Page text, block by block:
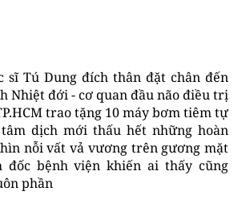
sĩ Tú Dung đích thân đặt chân đến
Nhiệt đới - cơ quan đầu não điều trị
trao tặng 10 máy bơm tiêm tự
tâm dịch mới thấu hết những hoàn
nỗi vất vả vương trên gương mặt
đốc bệnh viện khiến ai thấy cũng
phần